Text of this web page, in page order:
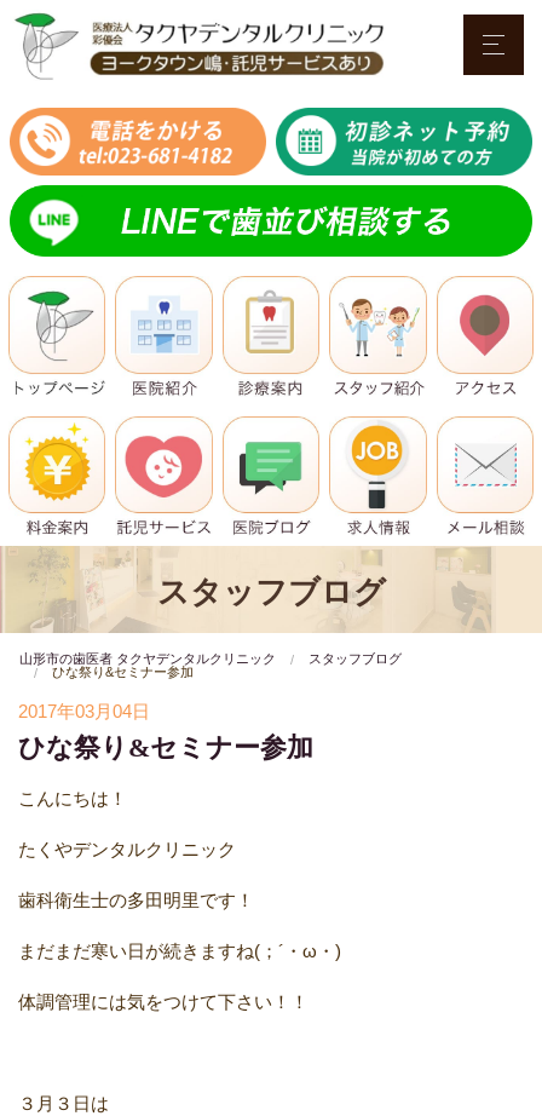
スタッフブログ
山形市の歯医者 タクヤデンタルクリニック
スタッフブログ
ひな祭り&セミナー参加
2017年03月04日
ひな祭り&セミナー参加
こんにちは！
たくやデンタルクリニック
歯科衛生士の多田明里です！
まだまだ寒い日が続きますね(；´・ω・)
体調管理には気をつけて下さい！！
３月３日は